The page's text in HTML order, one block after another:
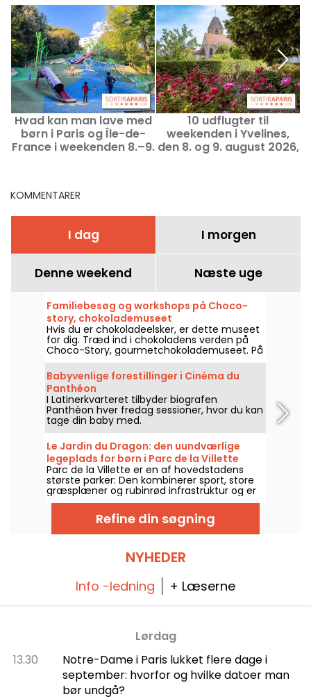
Hvad kan man lave med
børn i Paris og Île-de-
France i weekenden 8.–9.
10 udflugter til
weekenden i Yvelines,
den 8. og 9. august 2026,
KOMMENTARER
I dag I morgen
Denne weekend Næste uge
Familiebesøg og workshops på Choco-
story, chokolademuseet
Hvis du er chokoladeelsker, er dette museet
for dig. Træd ind i chokoladens verden på
Choco-Story, gourmetchokolademuseet. På
programmet: workshops, hvor du kan lave
dine egne chokolader efter et sjovt besøg!
Babyvenlige forestillinger i Cinéma du
Panthéon
I Latinerkvarteret tilbyder biografen
Panthéon hver fredag sessioner, hvor du kan
tage din baby med.
Le Jardin du Dragon: den uundværlige
legeplads for børn i Parc de la Villette
Parc de la Villette er en af hovedstadens
største parker: Den kombinerer sport, store
græsplæner og rubinrød infrastruktur og er
en legeplads for familier og børn, som har
det sjovt i de udendørs legeområder.
Refine din søgning
NYHEDER
Info -ledning + Læserne
Lørdag
13.30
Notre-Dame i Paris lukket flere dage i
september: hvorfor og hvilke datoer man
bør undgå?